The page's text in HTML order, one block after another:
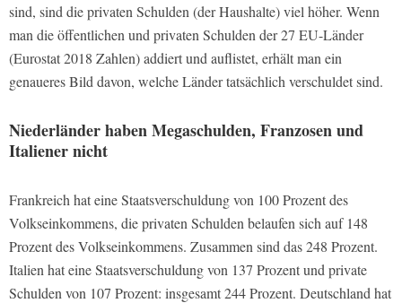
sind, sind die privaten Schulden (der Haushalte) viel höher. Wenn
man die öffentlichen und privaten Schulden der 27 EU-Länder
(Eurostat 2018 Zahlen) addiert und auflistet, erhält man ein
genaueres Bild davon, welche Länder tatsächlich verschuldet sind.
Niederländer haben Megaschulden, Franzosen und
Italiener nicht
Frankreich hat eine Staatsverschuldung von 100 Prozent des
Volkseinkommens, die privaten Schulden belaufen sich auf 148
Prozent des Volkseinkommens. Zusammen sind das 248 Prozent.
Italien hat eine Staatsverschuldung von 137 Prozent und private
Schulden von 107 Prozent: insgesamt 244 Prozent. Deutschland hat